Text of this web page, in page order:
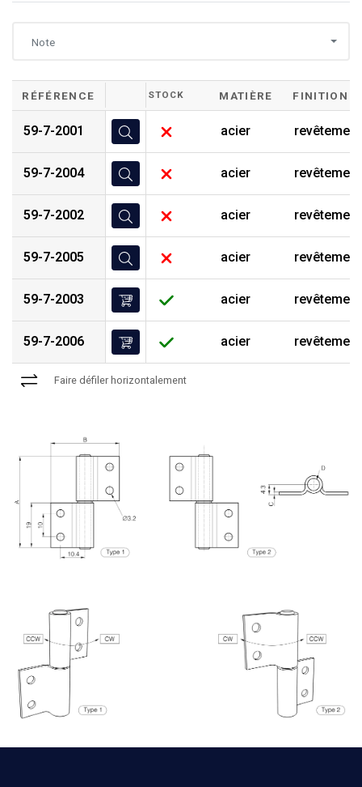
Note
RÉFÉRENCE STOCK MATIÈRE FINITION
59-7-2001 acier
59-7-2004 acier
59-7-2002 acier
59-7-2005 acier
59-7-2003 acier
59-7-2006 acier
Faire défiler horizontalement